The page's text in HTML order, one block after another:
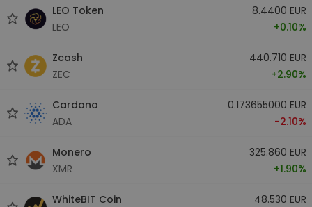
LEO Token
LEO
8.4400 EUR
+0.10%
Zcash
ZEC
440.710 EUR
+2.90%
Cardano
ADA
0.173655000 EUR
-2.10%
Monero
XMR
325.860 EUR
+1.90%
WhiteBIT Coin
48.530 EUR